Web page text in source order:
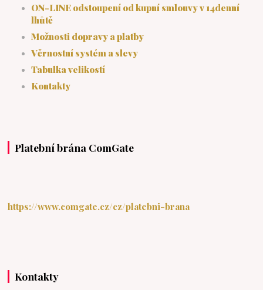
ON-LINE odstoupení od kupní smlouvy v 14denní
lhůtě
Možnosti dopravy a platby
Věrnostní systém a slevy
Tabulka velikostí
Kontakty
Platební brána ComGate
https://www.comgate.cz/cz/platebni-brana
Kontakty